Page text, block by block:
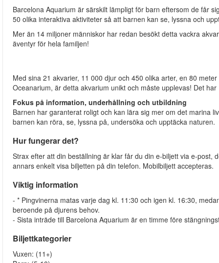
Barcelona Aquarium är särskilt lämpligt för barn eftersom de får
50 olika interaktiva aktiviteter så att barnen kan se, lyssna och
Mer än 14 miljoner människor har redan besökt detta vackra
äventyr för hela familjen!
Med sina 21 akvarier, 11 000 djur och 450 olika arter, en 80
Oceanarium, är detta akvarium unikt och måste upplevas! Det
Fokus på information, underhållning och utbildning
Barnen har garanterat roligt och kan lära sig mer om det marina
barnen kan röra, se, lyssna på, undersöka och upptäcka naturen.
Hur fungerar det?
Strax efter att din beställning är klar får du din e-biljett via e-post,
annars enkelt visa biljetten på din telefon. Mobilbiljett accepteras.
Viktig information
- * Pingvinerna matas varje dag kl. 11:30 och igen kl. 16:30,
beroende på djurens behov.
- Sista inträde till Barcelona Aquarium är en timme före
Biljettkategorier
Vuxen: (11+)